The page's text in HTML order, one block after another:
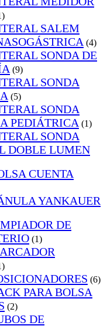
SALEM
(4)
SONDA DE
(9)
SONDA
(5)
SONDA
PEDIÁTRICA (1)
SONDA
DOBLE LUMEN
CUENTA
YANKAUER
DE
(1)
(6)
PARA BOLSA
(2)
DE